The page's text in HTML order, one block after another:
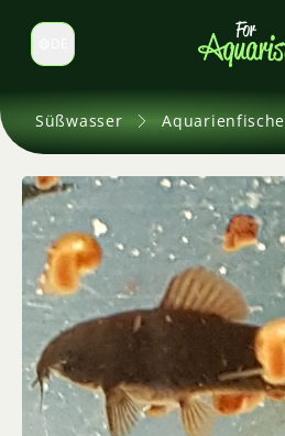
Sprache wechseln
Süßwasser Aquarienfische